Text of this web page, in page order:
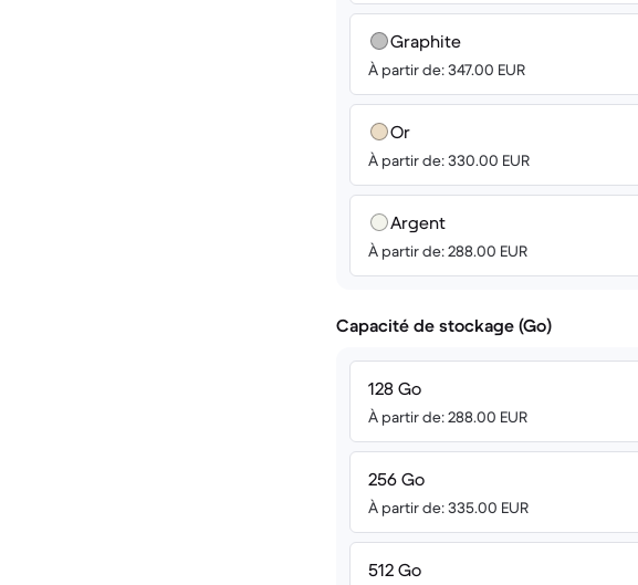
Graphite
À partir de: 347.00 EUR
Or
À partir de: 330.00 EUR
Argent
À partir de: 288.00 EUR
Capacité de stockage (Go)
128 Go
À partir de: 288.00 EUR
256 Go
À partir de: 335.00 EUR
512 Go